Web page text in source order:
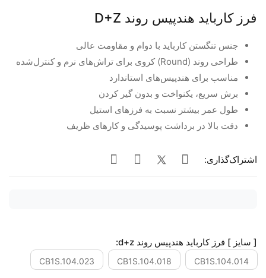
فرز کارباید هندپیس روند D+Z
جنس تنگستن کارباید با دوام و مقاومت عالی
طراحی روند (Round) کروی برای تراش‌های نرم و کنترل‌شده
مناسب برای هندپیس‌های استاندارد
برش سریع، یکنواخت و بدون گیر کردن
طول عمر بیشتر نسبت به فرزهای استیل
دقت بالا در برداشت پوسیدگی و کارهای ظریف
اشتراک‌گذاری:
[ سایز ] فرز کارباید هندپیس روند d+z:
CB1S.104.014
CB1S.104.018
CB1S.104.023